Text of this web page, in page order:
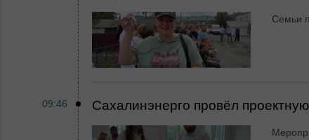
Семьи
09:46 Сахалинэнерго провёл